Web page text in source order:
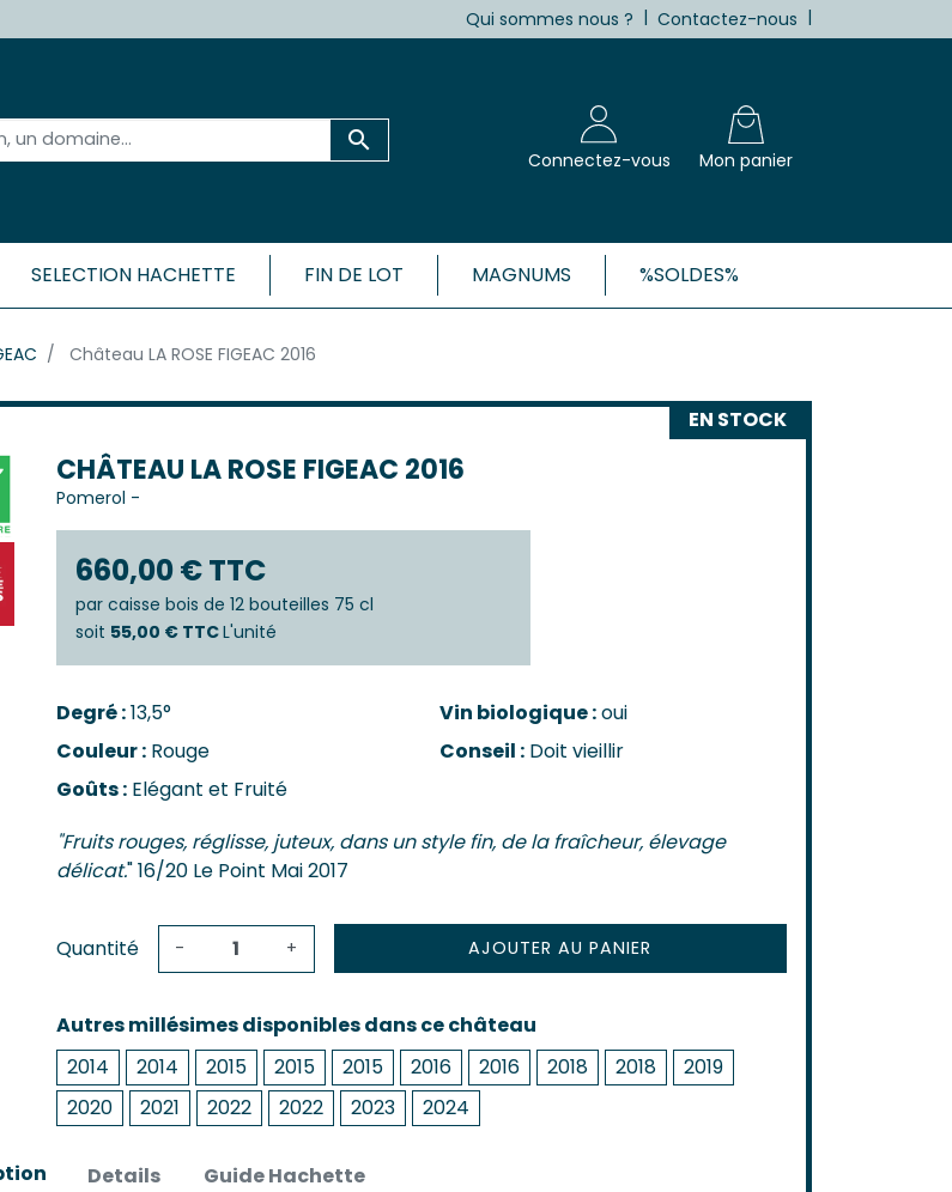
|
Contactez-nous
|
Qui sommes nous ?

Connectez-vous Mon panier
LÉOGNAN
ET SATELLITES
Bordeaux Blanc
Bordeaux Rosé
Côtes-De-Bourg
Crémant de Bordeaux
Premières-Côtes-De-Bordeaux
SAUTERNAIS
SELECTION HACHETTE FIN DE LOT MAGNUMS %SOLDES%
Château LA ROSE FIGEAC 2016
EN STOCK
CHÂTEAU LA ROSE FIGEAC 2016
Pomerol -
660,00 € TTC
par caisse bois de 12 bouteilles 75 cl
soit 55,00 € TTCL'unité
Degré :13,5° Vin biologique :oui
Couleur : Rouge Conseil : Doit vieillir
Goûts : Elégant et Fruité
"Fruits rouges, réglisse, juteux, dans un style fin, de la fraîcheur, élevage
délicat." 16/20 Le Point Mai 2017
Quantité - + AJOUTER AU PANIER
Autres millésimes disponibles dans ce château
2014
2014 2015 2015 2015 2016 2016 2018 2018
2019
2020
2021 2022 2022 2023 2024
Details Guide Hachette